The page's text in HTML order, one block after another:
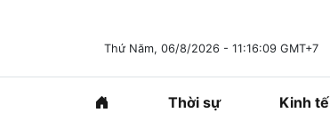
Thứ Năm, 06/8/2026 - 11:16:10 GMT+7
Thời sự Kinh tế